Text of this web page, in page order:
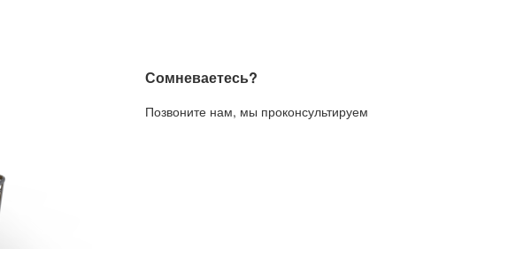
Сомневаетесь?
Позвоните нам, мы проконсультируем